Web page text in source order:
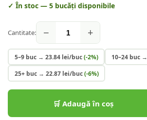
✓ În stoc — 5 bucăți disponibile
Cantitate: − +
5–9 buc→ 23.84lei/buc(-2%) 10–24 buc→
25+ buc→ 22.87lei/buc(-6%)
🛒 Adaugă în coș